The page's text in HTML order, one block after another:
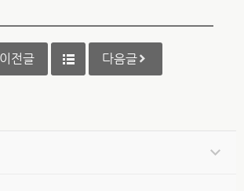
이전글 다음글